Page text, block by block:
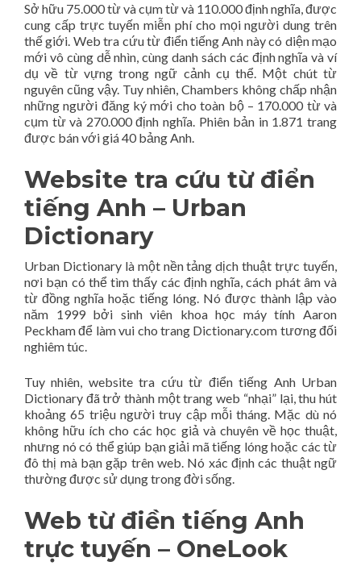
Sở hữu 75.000 từ và cụm từ và 110.000 định nghĩa, được
cung cấp trực tuyến miễn phí cho mọi người dung trên
thế giới. Web tra cứu từ điển tiếng Anh này có diện mạo
mới vô cùng dễ nhìn, cùng danh sách các định nghĩa và ví
dụ về từ vựng trong ngữ cảnh cụ thể. Một chút từ
nguyên cũng vậy. Tuy nhiên, Chambers không chấp nhận
những người đăng ký mới cho toàn bộ – 170.000 từ và
cụm từ và 270.000 định nghĩa. Phiên bản in 1.871 trang
được bán với giá 40 bảng Anh.
Website tra cứu từ điển
tiếng Anh – Urban
Dictionary
Urban Dictionary là một nền tảng dịch thuật trực tuyến,
nơi bạn có thể tìm thấy các định nghĩa, cách phát âm và
từ đồng nghĩa hoặc tiếng lóng. Nó được thành lập vào
năm 1999 bởi sinh viên khoa học máy tính Aaron
Peckham để làm vui cho trang Dictionary.com tương đối
nghiêm túc.
Tuy nhiên, website tra cứu từ điển tiếng Anh Urban
Dictionary đã trở thành một trang web “nhại” lại, thu hút
khoảng 65 triệu người truy cập mỗi tháng. Mặc dù nó
không hữu ích cho các học giả và chuyên về học thuật,
nhưng nó có thể giúp bạn giải mã tiếng lóng hoặc các từ
đô thị mà bạn gặp trên web. Nó xác định các thuật ngữ
thường được sử dụng trong đời sống.
Web từ điền tiếng Anh
trực tuyến – OneLook